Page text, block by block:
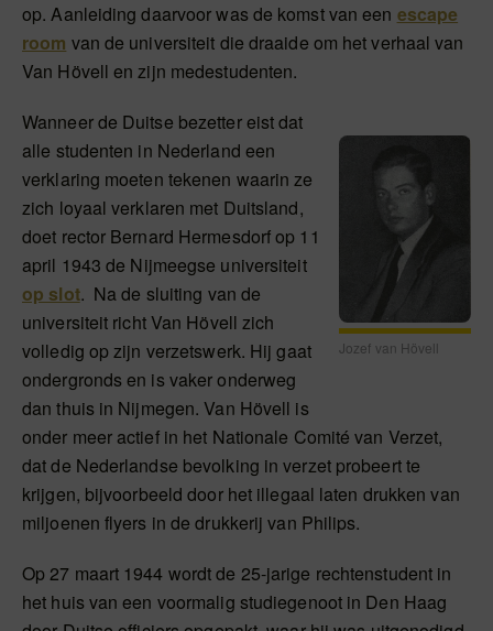
op. Aanleiding daarvoor was de komst van een escape
room van de universiteit die draaide om het verhaal van
Van Hövell en zijn medestudenten.
Jozef van Hövell
Wanneer de Duitse bezetter eist dat
alle studenten in Nederland een
verklaring moeten tekenen waarin ze
zich loyaal verklaren met Duitsland,
doet rector Bernard Hermesdorf op 11
april 1943 de Nijmeegse universiteit
op slot. Na de sluiting van de
universiteit richt Van Hövell zich
volledig op zijn verzetswerk. Hij gaat
ondergronds en is vaker onderweg
dan thuis in Nijmegen. Van Hövell is
onder meer actief in het Nationale Comité van Verzet,
dat de Nederlandse bevolking in verzet probeert te
krijgen, bijvoorbeeld door het illegaal laten drukken van
miljoenen flyers in de drukkerij van Philips.
Op 27 maart 1944 wordt de 25-jarige rechtenstudent in
het huis van een voormalig studiegenoot in Den Haag